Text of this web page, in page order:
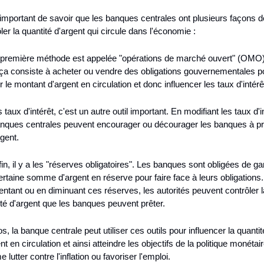
de savoir que les banques centrales ont plusieurs façons
la quantité d'argent qui circule dans l'économie :
première méthode est appelée "opérations de marché ouvert"
consiste à acheter ou vendre des obligations gouvernementales
le montant d'argent en circulation et donc influencer les taux
taux d'intérêt, c'est un autre outil important. En modifiant les taux
centrales peuvent encourager ou décourager les banques à
il y a les "réserves obligatoires". Les banques sont obligées de
somme d'argent en réserve pour faire face à leurs
ou en diminuant ces réserves, les autorités peuvent contrôler
d'argent que les banques peuvent prêter.
la banque centrale peut utiliser ces outils pour influencer la
en circulation et ainsi atteindre les objectifs de la politique
lutter contre l'inflation ou favoriser l'emploi.